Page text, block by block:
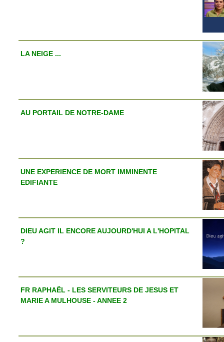
LA NEIGE ...
AU PORTAIL DE NOTRE-DAME
UNE EXPERIENCE DE MORT IMMINENTE
EDIFIANTE
DIEU AGIT IL ENCORE AUJOURD'HUI A L'HOPITAL
?
FR RAPHAËL - LES SERVITEURS DE JESUS ET
MARIE A MULHOUSE - ANNEE 2